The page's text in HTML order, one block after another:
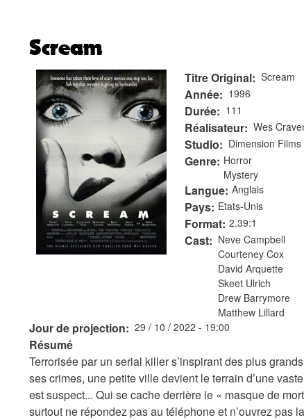
Scream
Titre Original Scream
Année 1996
Durée 111
Réalisateur Wes
Studio Dimension
Genre Horror
Mystery
Langue Anglais
Pays Etats-Unis
Format 2.39:1
Cast
Neve Campbell
Courteney Cox
David Arquette
Skeet Ulrich
Drew Barrymore
Matthew Lillard
Jour de projection 29 / 10 / 2022 - 19:00
Résumé
Terrorisée par un serial killer s’inspirant des plus
ses crimes, une petite ville devient le terrain d’une
est suspect... Qui se cache derrière le « masque de
surtout ne répondez pas au téléphone et n’ouvrez pas